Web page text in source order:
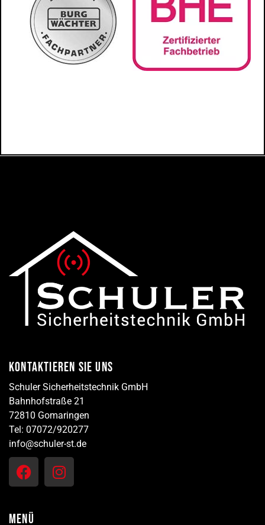
KONTAKTIEREN SIE UNS
Schuler Sicherheitstechnik GmbH
Bahnhofstraße 21
72810 Gomaringen
Tel: 07072/920277
info@schuler-st.de
MENÜ